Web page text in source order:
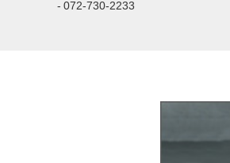
- 072-730-2233